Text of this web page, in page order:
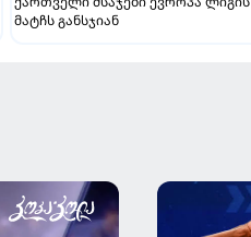
მატჩს განსჯიან